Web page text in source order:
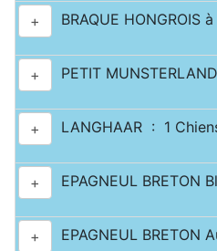
+ BRAQUE
+ PETIT
+ LANGHAAR : 1
+ EPAGNEUL BRETON
+ EPAGNEUL